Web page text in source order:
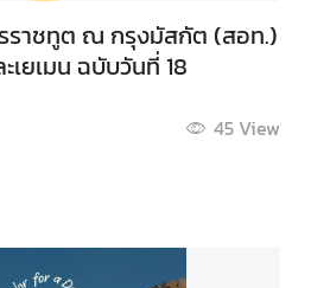
ราชทูต ณ กรุงมัสกัต (สอท.)
เยเมน ฉบับวันที่ 18
45View